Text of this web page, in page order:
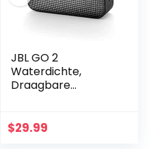
JBL GO 2
Waterdichte,
Draagbare
Handsfree-Functie,
$29.99